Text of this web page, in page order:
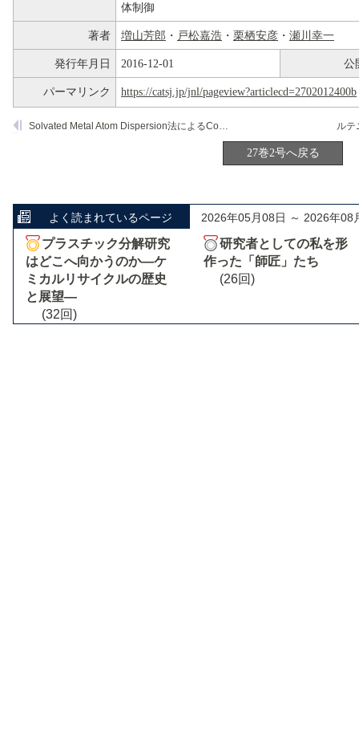
体制御
著者 増山芳郎 ・ 戸松嘉浩 ・ 栗栖安彦 ・ 瀬川幸一
発行年月日 2016-12-01 公
パーマリンク https://catsj.jp/jnl/pageview?articlecd=2702012400b
Solvated Metal Atom Dispersion法によるCo系バイメタリック触媒の調製
27巻2号へ戻る
よく読まれているページ 2026年05月08日 ～ 2026年08
プラスチック分解研究
はどこへ向かうのか―ケ
ミカルリサイクルの歴史
と展望―
(32回)
研究者としての私を形
作った「師匠」たち
(26回)